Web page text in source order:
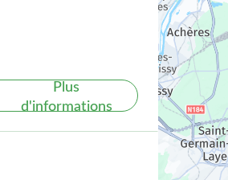
Plus
d'informations